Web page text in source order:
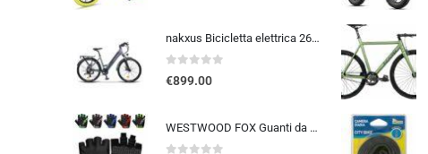
nakxus Bicicletta elettrica 26M208, bicicletta elettrica da 26″, da trekking, con batteria al litio da 36 V, 12,5 Ah, fino a 100 KM, motore da 250 W, compatibile con l’UE, colore: grigio
0out of 5
€899.00
WESTWOOD FOX Guanti da ciclismo per uomo e donna, guanti unisex con imbottitura in gel antiscivolo, traspiranti, con palmo pe